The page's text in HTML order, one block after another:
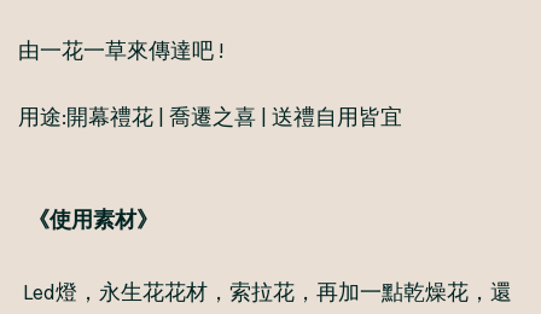
由一花一草來傳達吧 !
用途:開幕禮花 | 喬遷之喜 | 送禮自用皆宜
《使用素材》
Led燈，永生花花材，索拉花，再加一點乾燥花，還